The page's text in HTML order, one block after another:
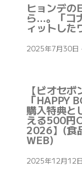
ヒョンデの
ら…。「コ
ィットし
2025年7月30日
【ビオセ
「HAPPY
購入特典と
える500円
2026】(食
WEB)
2025年12月12日